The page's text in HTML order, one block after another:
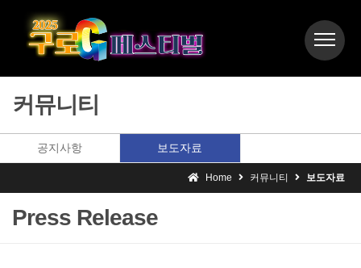
커뮤니티
공지사항 보도자료
Home 커뮤니티 보도자료
Press Release